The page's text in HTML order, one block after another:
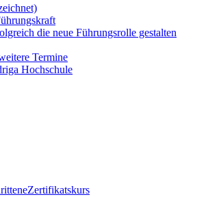
die neue Führungsrolle gestalten
Termine
Hochschule
Zertifikatskurs